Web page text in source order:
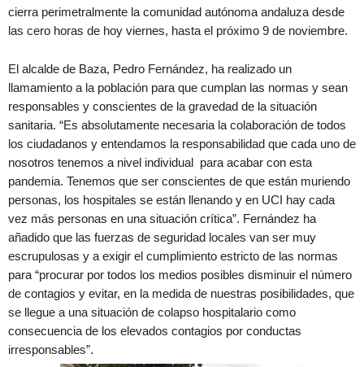
cierra perimetralmente la comunidad autónoma andaluza desde
las cero horas de hoy viernes, hasta el próximo 9 de noviembre.
El alcalde de Baza, Pedro Fernández, ha realizado un
llamamiento a la población para que cumplan las normas y sean
responsables y conscientes de la gravedad de la situación
sanitaria. “Es absolutamente necesaria la colaboración de todos
los ciudadanos y entendamos la responsabilidad que cada uno de
nosotros tenemos a nivel individual para acabar con esta
pandemia. Tenemos que ser conscientes de que están muriendo
personas, los hospitales se están llenando y en UCI hay cada
vez más personas en una situación crítica”. Fernández ha
añadido que las fuerzas de seguridad locales van ser muy
escrupulosas y a exigir el cumplimiento estricto de las normas
para “procurar por todos los medios posibles disminuir el número
de contagios y evitar, en la medida de nuestras posibilidades, que
se llegue a una situación de colapso hospitalario como
consecuencia de los elevados contagios por conductas
irresponsables”.